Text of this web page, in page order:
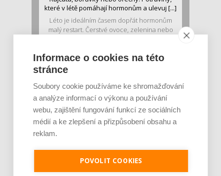
které v létě pomáhají hormonům a ulevuj [...]
Léto je ideálním časem dopřát hormonům
malý restart. Čerstvé ovoce, zelenina nebo
Je jen pro sportovce, přiberu po něm a ve
stravě ho mám dostatek. Znáte nejčastějš [...]
Pojem protein již nějakou dobu rezonuje
Informace o cookies na této
stránce
Soubory cookie používáme ke shromažďování
a analýze informací o výkonu a používání
webu, zajištění fungování funkcí ze sociálních
médií a ke zlepšení a přizpůsobení obsahu a
reklam.
POVOLIT COOKIES